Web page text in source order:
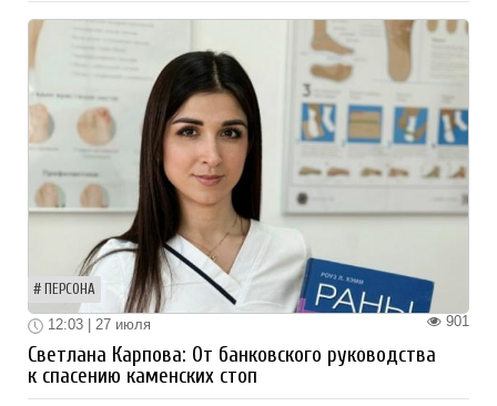
ПЕРСОНА
901
12:03 | 27 июля
Светлана Карпова: От банковского руководства
к спасению каменских стоп